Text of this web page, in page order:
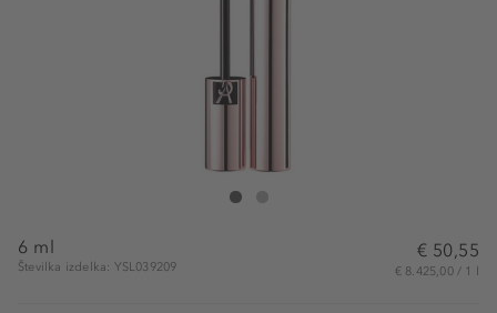
Yves Saint Laurent Mascara Volume Effect Faux
6 ml
Številka izdelka: YSL039209
€ 50,55
€ 8.425,00 / 1 l